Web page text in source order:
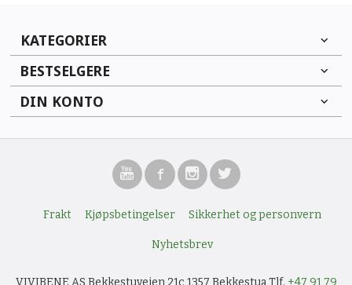
KATEGORIER
BESTSELGERE
DIN KONTO
Frakt Kjøpsbetingelser Sikkerhet og personvern
Nyhetsbrev
VIVIBENE AS Bekkestuveien 21c 1357 Bekkestua Tlf. +47 91 79